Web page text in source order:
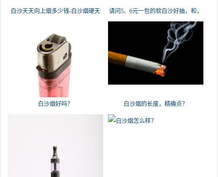
白沙天天向上烟多少钱-白沙烟硬天
请问5、6元一包的软白沙好抽，和，
白沙烟好吗？ 白沙烟的长度，精确点？